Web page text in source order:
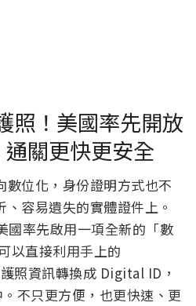
照！美國率先開放
關更快更安全
數位化，身份證明方式也不
容易遺失的實體證件上。
率先啟用一項全新的「數
以直接利用手上的
照資訊轉換成 Digital ID，
不只更方便，也更快速、更